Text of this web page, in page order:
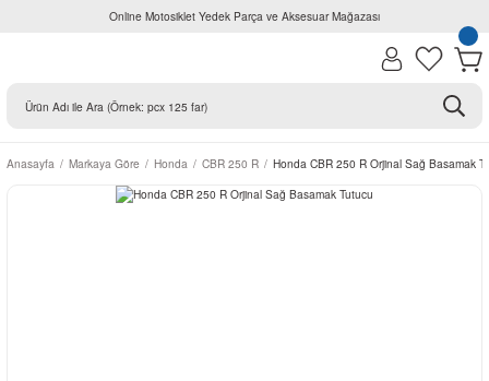
Online Motosiklet Yedek Parça ve Aksesuar Mağazası
Anasayfa Markaya Göre Honda CBR 250 R Honda CBR 250 R Orjinal Sağ Basamak